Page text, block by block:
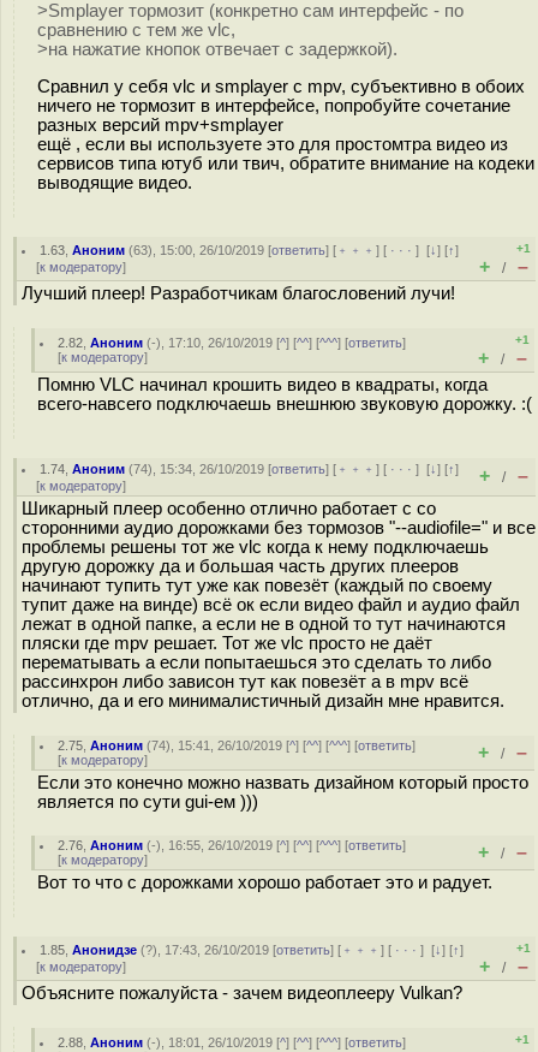
>Smplayer тормозит (конкретно сам интерфейс - по
сравнению с тем же vlc,
>на нажатие кнопок отвечает с задержкой).
Сравнил у себя vlc и smplayer с mpv, субъективно в обоих
ничего не тормозит в интерфейсе, попробуйте сочетание
разных версий mpv+smplayer
ещё , если вы используете это для простомтра видео из
сервисов типа ютуб или твич, обратите внимание на кодеки
выводящие видео.
1.63 ,Аноним (63), 15:00, 26/10/2019 [ответить] [ ﹢﹢﹢] [ · · ·][↓] [↑]
[к модератору]
+1
+ / –
Лучший плеер! Разработчикам благословений лучи!
2.82 ,Аноним (-), 17:10, 26/10/2019 [^] [^^] [^^^] [ответить]
[к модератору]
+1
+ / –
Помню VLC начинал крошить видео в квадраты, когда
всего-навсего подключаешь внешнюю звуковую дорожку. :(
1.74 ,Аноним (74), 15:34, 26/10/2019 [ответить] [ ﹢﹢﹢] [ · · ·][↓] [↑]
[к модератору] + / –
Шикарный плеер особенно отлично работает с со
сторонними аудио дорожками без тормозов "--audiofile=" и все
проблемы решены тот же vlc когда к нему подключаешь
другую дорожку да и большая часть других плееров
начинают тупить тут уже как повезёт (каждый по своему
тупит даже на винде) всё ок если видео файл и аудио файл
лежат в одной папке, а если не в одной то тут начинаются
пляски где mpv решает. Тот же vlc просто не даёт
перематывать а если попытаешься это сделать то либо
рассинхрон либо зависон тут как повезёт а в mpv всё
отлично, да и его минималистичный дизайн мне нравится.
2.75 ,Аноним (74), 15:41, 26/10/2019 [^] [^^] [^^^] [ответить]
[к модератору] + / –
Если это конечно можно назвать дизайном который просто
является по сути gui-ем )))
2.76 ,Аноним (-), 16:55, 26/10/2019 [^] [^^] [^^^] [ответить]
[к модератору] + / –
Вот то что с дорожками хорошо работает это и радует.
1.85 ,Анонидзе (?), 17:43, 26/10/2019 [ответить] [ ﹢﹢﹢] [ · · ·][↓] [↑]
[к модератору]
+1
+ / –
Объясните пожалуйста - зачем видеоплееру Vulkan?
2.88 ,Аноним (-), 18:01, 26/10/2019 [^] [^^] [^^^] [ответить]
+1